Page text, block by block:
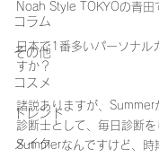
コラム
その他
コスメ
トレンド
メイク
Noah Style TOKYOの青田
日本で1番多いパーソナル
すか？
諸説ありますが、Summer
診断士として、毎日診断を
Summerなんですけど、時